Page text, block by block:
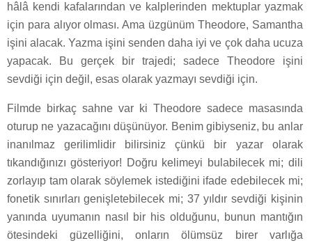
hâlâ kendi kafalarından ve kalplerinden mektuplar yazmak
için para alıyor olması. Ama üzgünüm Theodore, Samantha
işini alacak. Yazma işini senden daha iyi ve çok daha ucuza
yapacak. Bu gerçek bir trajedi; sadece Theodore işini
sevdiği için değil, esas olarak yazmayı sevdiği için.
Filmde birkaç sahne var ki Theodore sadece masasında
oturup ne yazacağını düşünüyor. Benim gibiyseniz, bu anlar
inanılmaz gerilimlidir bilirsiniz çünkü bir yazar olarak
tıkandığınızı gösteriyor! Doğru kelimeyi bulabilecek mi; dili
zorlayıp tam olarak söylemek istediğini ifade edebilecek mi;
fonetik sınırları genişletebilecek mi; 37 yıldır sevdiği kişinin
yanında uyumanın nasıl bir his olduğunu, bunun mantığın
ötesindeki güzelliğini, onların ölümsüz birer varlığa